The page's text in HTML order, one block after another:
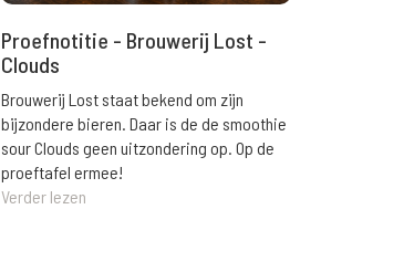
Proefnotitie - Brouwerij Lost -
Clouds
Brouwerij Lost staat bekend om zijn
bijzondere bieren. Daar is de de smoothie
sour Clouds geen uitzondering op. Op de
proeftafel ermee!
Verder lezen